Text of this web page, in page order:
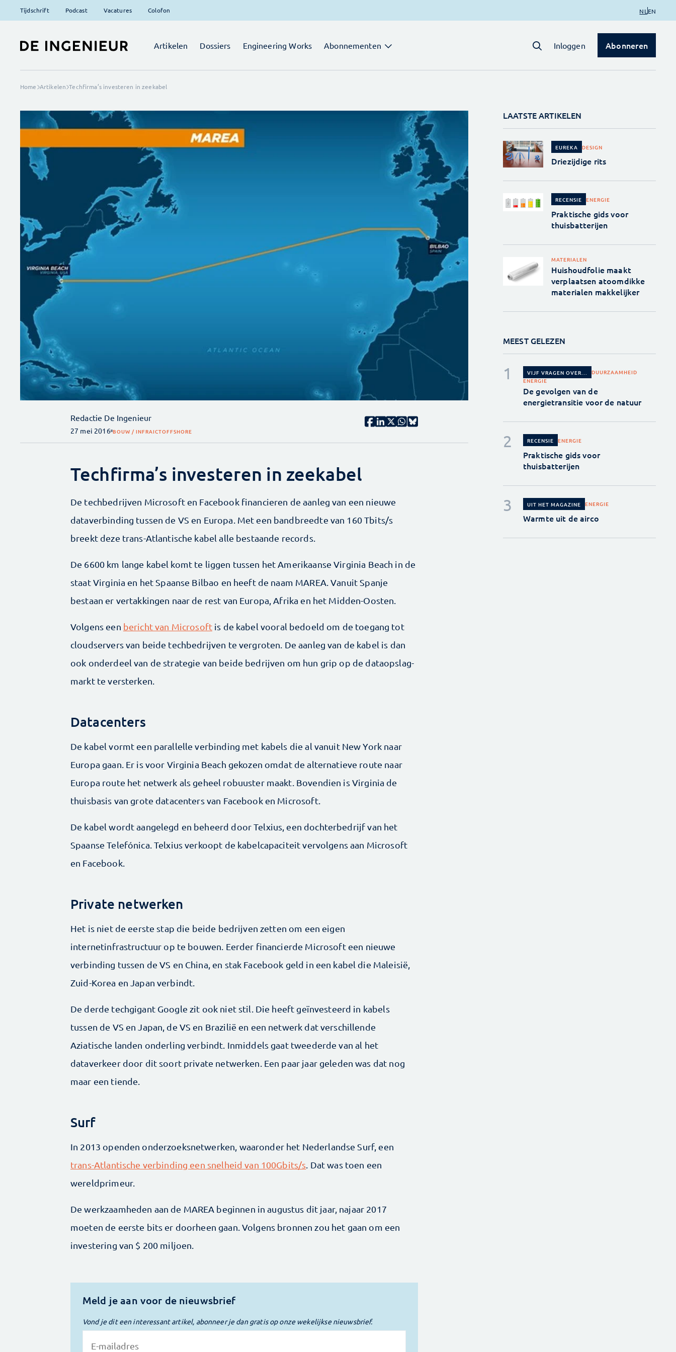
Tijdschrift Podcast Vacatures Colofon NL EN
Artikelen Dossiers Engineering Works Abonnementen Inloggen Abonneren
Home Artikelen Techfirma’s investeren in zeekabel
Redactie De Ingenieur
27 mei 2016 BOUW / INFRAICTOFFSHORE
Techfirma’s investeren in zeekabel
De techbedrijven Microsoft en Facebook financieren de aanleg van een nieuwe
dataverbinding tussen de VS en Europa. Met een bandbreedte van 160 Tbits/s
breekt deze trans-Atlantische kabel alle bestaande records.
De 6600 km lange kabel komt te liggen tussen het Amerikaanse Virginia Beach in de
staat Virginia en het Spaanse Bilbao en heeft de naam MAREA. Vanuit Spanje
bestaan er vertakkingen naar de rest van Europa, Afrika en het Midden-Oosten.
Volgens een bericht van Microsoftis de kabel vooral bedoeld om de toegang tot
cloudservers van beide techbedrijven te vergroten. De aanleg van de kabel is dan
ook onderdeel van de strategie van beide bedrijven om hun grip op de dataopslag-
markt te versterken.
Datacenters
De kabel vormt een parallelle verbinding met kabels die al vanuit New York naar
Europa gaan. Er is voor Virginia Beach gekozen omdat de alternatieve route naar
Europa route het netwerk als geheel robuuster maakt. Bovendien is Virginia de
thuisbasis van grote datacenters van Facebook en Microsoft.
De kabel wordt aangelegd en beheerd door Telxius, een dochterbedrijf van het
Spaanse Telefónica. Telxius verkoopt de kabelcapaciteit vervolgens aan Microsoft
en Facebook.
Private netwerken
Het is niet de eerste stap die beide bedrijven zetten om een eigen
internetinfrastructuur op te bouwen. Eerder financierde Microsoft een nieuwe
verbinding tussen de VS en China, en stak Facebook geld in een kabel die Maleisië,
Zuid-Korea en Japan verbindt.
De derde techgigant Google zit ook niet stil. Die heeft geïnvesteerd in kabels
tussen de VS en Japan, de VS en Brazilië en een netwerk dat verschillende
Aziatische landen onderling verbindt. Inmiddels gaat tweederde van al het
dataverkeer door dit soort private netwerken. Een paar jaar geleden was dat nog
maar een tiende.
Surf
In 2013 openden onderzoeksnetwerken, waaronder het Nederlandse Surf, een
trans-Atlantische verbinding een snelheid van 100Gbits/s. Dat was toen een
wereldprimeur.
De werkzaamheden aan de MAREA beginnen in augustus dit jaar, najaar 2017
moeten de eerste bits er doorheen gaan. Volgens bronnen zou het gaan om een
investering van $ 200 miljoen.
Meld je aan voor de nieuwsbrief
Vond je dit een interessant artikel, abonneer je dan gratis op onze wekelijkse nieuwsbrief.
LAATSTE ARTIKELEN
EUREKA DESIGN
Driezijdige rits
RECENSIE ENERGIE
Praktische gids voor
thuisbatterijen
MATERIALEN
Huishoudfolie maakt
verplaatsen atoomdikke
materialen makkelijker
MEEST GELEZEN
VIJF VRAGEN OVER...
DUURZAAMHEID
ENERGIE
De gevolgen van de
energietransitie voor de natuur
RECENSIE ENERGIE
Praktische gids voor
thuisbatterijen
UIT HET MAGAZINE ENERGIE
Warmte uit de airco